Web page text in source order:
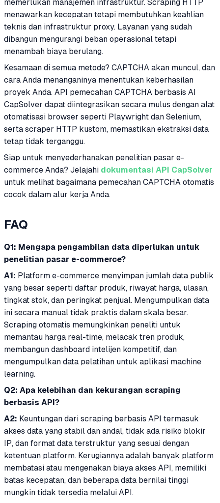
memerlukan manajemen infrastruktur. Scraping HTTP
menawarkan kecepatan tetapi membutuhkan keahlian
teknis dan infrastruktur proxy. Layanan yang sudah
dibangun mengurangi beban operasional tetapi
menambah biaya berulang.
Kesamaan di semua metode? CAPTCHA akan muncul, dan
cara Anda menanganinya menentukan keberhasilan
proyek Anda. API pemecahan CAPTCHA berbasis AI
CapSolver dapat diintegrasikan secara mulus dengan alat
otomatisasi browser seperti Playwright dan Selenium,
serta scraper HTTP kustom, memastikan ekstraksi data
tetap tidak terganggu.
Siap untuk menyederhanakan penelitian pasar e-
commerce Anda? Jelajahi dokumentasi API CapSolver
untuk melihat bagaimana pemecahan CAPTCHA otomatis
cocok dalam alur kerja Anda.
FAQ
Q1: Mengapa pengambilan data diperlukan untuk
penelitian pasar e-commerce?
A1: Platform e-commerce menyimpan jumlah data publik
yang besar seperti daftar produk, riwayat harga, ulasan,
tingkat stok, dan peringkat penjual. Mengumpulkan data
ini secara manual tidak praktis dalam skala besar.
Scraping otomatis memungkinkan peneliti untuk
memantau harga real-time, melacak tren produk,
membangun dashboard intelijen kompetitif, dan
mengumpulkan data pelatihan untuk aplikasi machine
learning.
Q2: Apa kelebihan dan kekurangan scraping
berbasis API?
A2: Keuntungan dari scraping berbasis API termasuk
akses data yang stabil dan andal, tidak ada risiko blokir
IP, dan format data terstruktur yang sesuai dengan
ketentuan platform. Kerugiannya adalah banyak platform
membatasi atau mengenakan biaya akses API, memiliki
batas kecepatan, dan beberapa data bernilai tinggi
mungkin tidak tersedia melalui API.